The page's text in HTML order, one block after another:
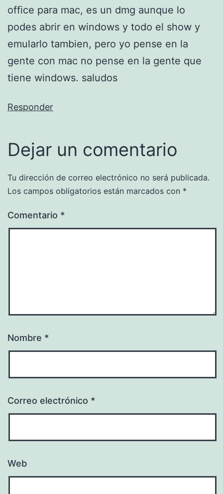
office para mac, es un dmg aunque lo
podes abrir en windows y todo el show y
emularlo tambien, pero yo pense en la
gente con mac no pense en la gente que
tiene windows. saludos
Responder
Dejar un comentario
Tu dirección de correo electrónico no será publicada.
Los campos obligatorios están marcados con *
Comentario *
Nombre *
Correo electrónico *
Web